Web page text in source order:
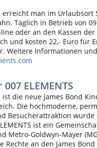
erreicht man im
Täglich in Betrieb von
oder an den Kassen
und kosten 22,- Euro für
Weitere Informationen
ELEMENTS
ist die neue James Bond
Die hochmoderne,
Besucherattraktion wurde
ist ein
Metro-Goldwyn-Mayer
Rechte an den James